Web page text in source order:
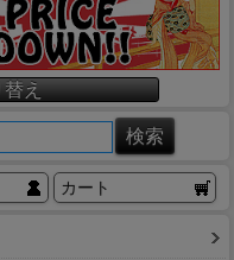
替え
カート